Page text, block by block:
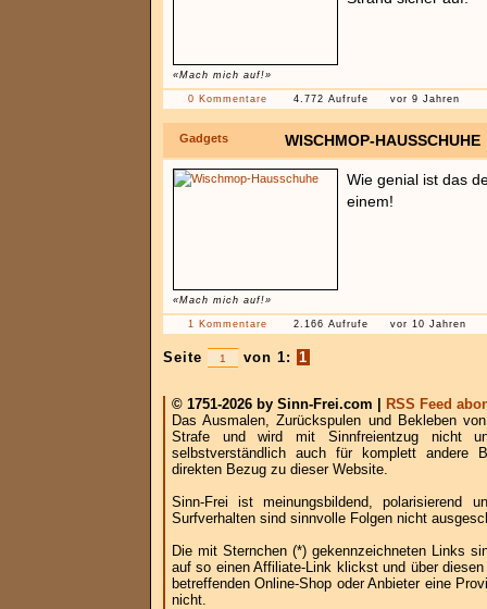
«Mach mich auf!»
0 Kommentare 4.772 Aufrufe vor 9 Jahren
Gadgets WISCHMOP-HAUSSCHUHE
«Mach mich auf!»
Wie genial ist das
einem!
1 Kommentare 2.166 Aufrufe vor 10 Jahren
Seite von 1: 1
© 1751-2026 by Sinn-Frei.com |
RSS Feed
Das Ausmalen, Zurückspulen und Bekleben
Strafe und wird mit Sinnfreientzug nicht
selbstverständlich auch für komplett andere
direkten Bezug zu dieser Website.
Sinn-Frei ist meinungsbildend, polarisierend
Surfverhalten sind sinnvolle Folgen nicht
Die mit Sternchen (*) gekennzeichneten Links
auf so einen Affiliate-Link klickst und über
betreffenden Online-Shop oder Anbieter eine
nicht.